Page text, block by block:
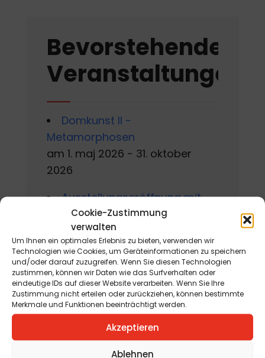
Cookie-Zustimmung
verwalten
Um Ihnen ein optimales Erlebnis zu bieten, verwenden wir
Technologien wie Cookies, um Geräteinformationen zu speichern
und/oder darauf zuzugreifen. Wenn Sie diesen Technologien
zustimmen, können wir Daten wie das Surfverhalten oder
eindeutige IDs auf dieser Website verarbeiten. Wenn Sie Ihre
Zustimmung nicht erteilen oder zurückziehen, können bestimmte
Merkmale und Funktionen beeinträchtigt werden.
Akzeptieren
Ablehnen
Bevorstehende
Veranstaltungen
Domkunst II -
Metamorphosen
am 1. maj 2026 - 31. oktober
2026
Ausstellungseröffnung mit
Manfred Fabi, Christian Jaritz
und Werner Steinhauser
am 6. avgust 2026
Gackern 2026
am 7. avgust 2026 - 16. avgust
2026
Sommerworkshop der
Kärntner Kindermalschule in St.